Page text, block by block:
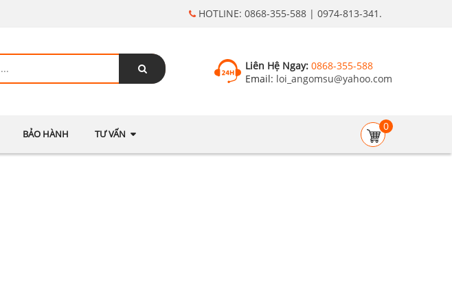
HOTLINE: 0868-355-588 | 0974-813-341.
Liên Hệ Ngay: 0868-355-588
Email: loi_angomsu@yahoo.com
BẢO HÀNH TƯ VẤN
0